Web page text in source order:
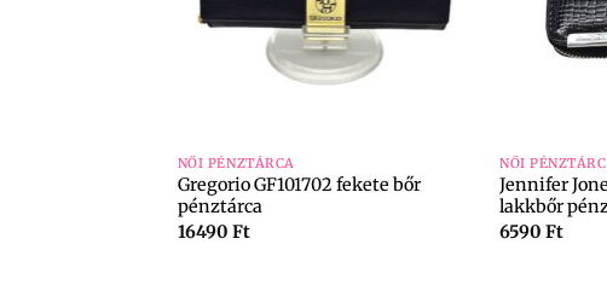
NŐI PÉNZTÁRCA
Gregorio GF101702 fekete bőr
pénztárca
16490 Ft
NŐI
Jennifer
lakkbőr
6590Ft